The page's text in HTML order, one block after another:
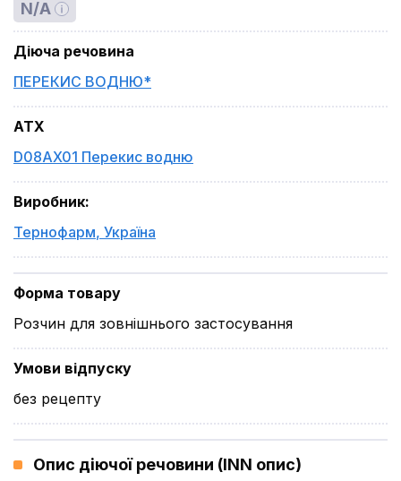
N/A
Діюча речовина
ПЕРЕКИС ВОДНЮ*
ATX
D08AX01 Перекис водню
Виробник:
Тернофарм, Україна
Форма товару
Розчин для зовнішнього застосування
Умови відпуску
без рецепту
Опис діючої речовини (INN опис)